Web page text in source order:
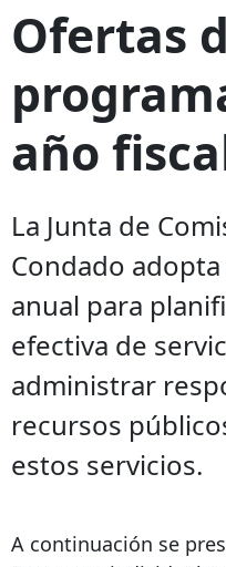
Ofertas
año
La Junta de
Condado
anual para
efectiva de
administrar
recursos
estos servicios.
A continuación se